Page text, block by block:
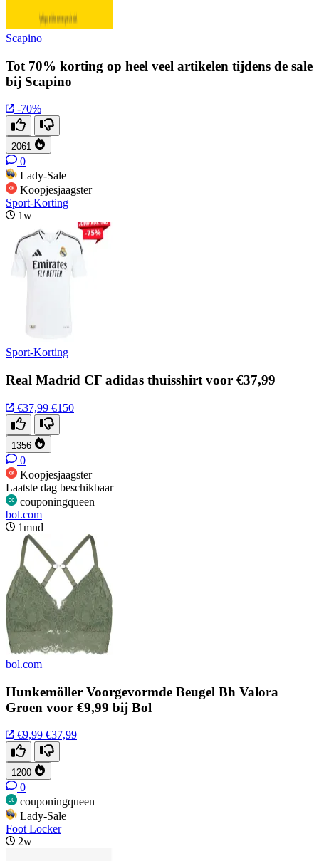
Scapino
Tot 70% korting op heel veel artikelen tijdens de sale
bij Scapino
-70%
2061
0
Lady-Sale
Koopjesjaagster
Sport-Korting
1w
Sport-Korting
Real Madrid CF adidas thuisshirt voor €37,99
€37,99 €150
1356
0
Koopjesjaagster
Laatste dag beschikbaar
couponingqueen
bol.com
1mnd
bol.com
Hunkemöller Voorgevormde Beugel Bh Valora
Groen voor €9,99 bij Bol
€9,99 €37,99
1200
0
couponingqueen
Lady-Sale
Foot Locker
2w